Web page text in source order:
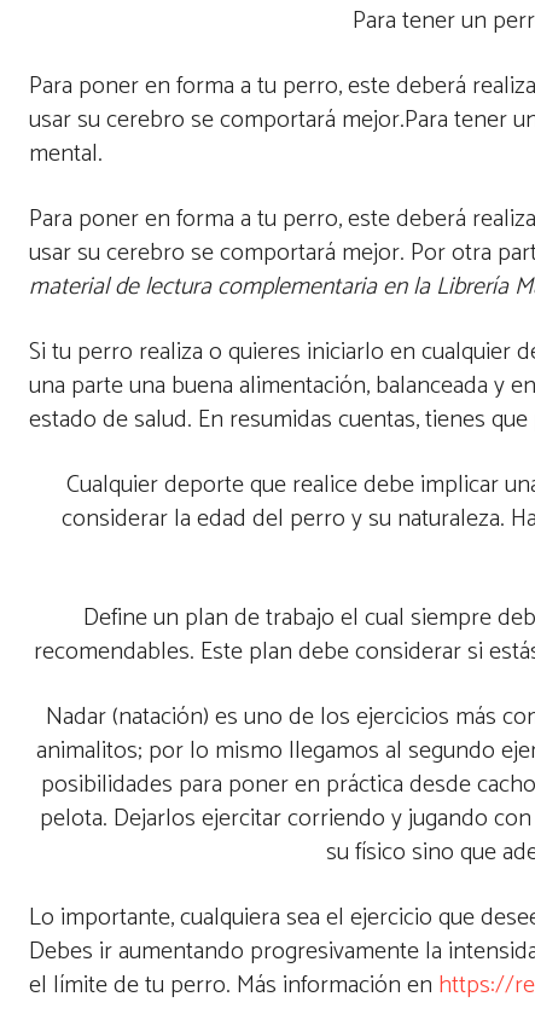
Para tener un
Para poner en forma a tu perro, este deberá
usar su cerebro se comportará mejor.Para tener
mental.
Para poner en forma a tu perro, este deberá
usar su cerebro se comportará mejor. Por otra
material de lectura complementaria en la Librería
Si tu perro realiza o quieres iniciarlo en cualquier
una parte una buena alimentación, balanceada y
estado de salud. En resumidas cuentas, tienes
Cualquier deporte que realice debe implicar
considerar la edad del perro y su naturaleza.
Define un plan de trabajo el cual siempre
recomendables. Este plan debe considerar si
Nadar (natación) es uno de los ejercicios más
animalitos; por lo mismo llegamos al segundo
posibilidades para poner en práctica desde
pelota. Dejarlos ejercitar corriendo y jugando
su físico sino que
Lo importante, cualquiera sea el ejercicio que
Debes ir aumentando progresivamente la
el límite de tu perro. Más información en https://